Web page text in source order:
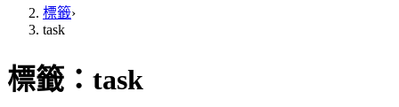
標籤›
task
標籤： task